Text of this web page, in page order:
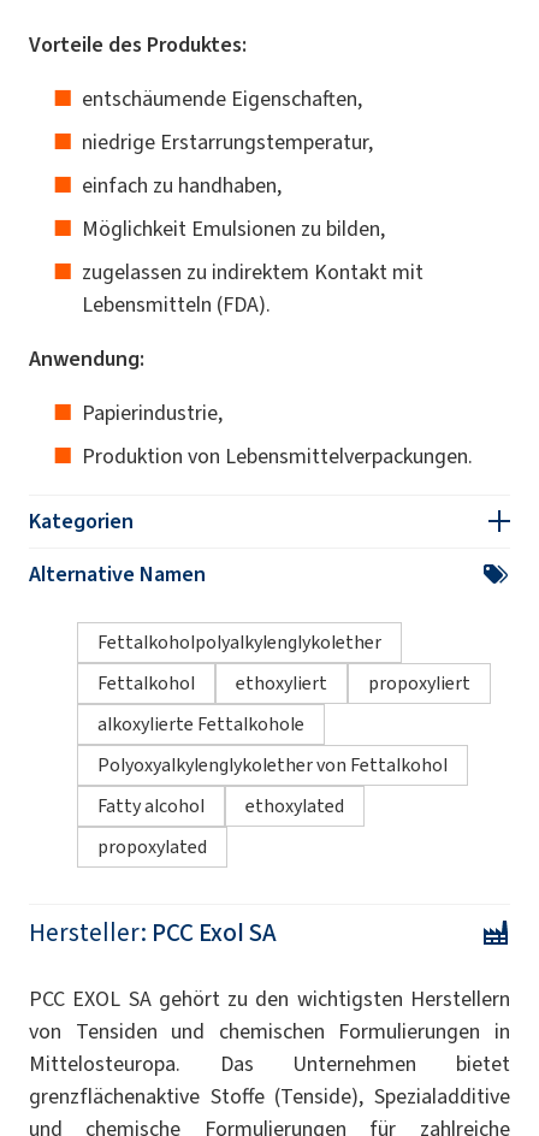
Vorteile des Produktes:
entschäumende Eigenschaften,
niedrige Erstarrungstemperatur,
einfach zu handhaben,
Möglichkeit Emulsionen zu bilden,
zugelassen zu indirektem Kontakt mit
Lebensmitteln (FDA).
Anwendung:
Papierindustrie,
Produktion von Lebensmittelverpackungen.
Kategorien
Alternative Namen
Fettalkoholpolyalkylenglykolether
Fettalkohol
ethoxyliert
propoxyliert
alkoxylierte Fettalkohole
Polyoxyalkylenglykolether von Fettalkohol
Fatty alcohol
ethoxylated
propoxylated
Hersteller: PCC Exol SA
PCC EXOL SA gehört zu den wichtigsten Herstellern
von Tensiden und chemischen Formulierungen in
Mittelosteuropa. Das Unternehmen bietet
grenzflächenaktive Stoffe (Tenside), Spezialadditive
und chemische Formulierungen für zahlreiche